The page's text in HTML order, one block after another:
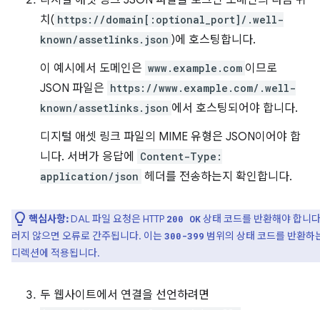
치( https://domain[:optional_port]/.well-
known/assetlinks.json )에 호스팅합니다.
이 예시에서 도메인은 www.example.com 이므로
JSON 파일은 https://www.example.com/.well-
known/assetlinks.json 에서 호스팅되어야 합니다.
디지털 애셋 링크 파일의 MIME 유형은 JSON이어야 합
니다. 서버가 응답에
Content-Type:
application/json 헤더를 전송하는지 확인합니다.
핵심사항:DAL 파일 요청은 HTTP 200 OK상태 코드를 반환해야 합니
러지 않으면 오류로 간주됩니다. 이는300-399 범위의 상태 코드를 반환하
디렉션에 적용됩니다.
두 웹사이트에서 연결을 선언하려면